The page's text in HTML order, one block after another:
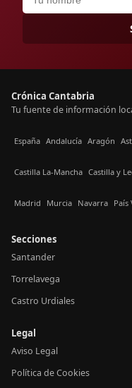
Crónica Cantabria
Tu fuente de información
España Andalucía Aragón
Castilla La-Mancha Castilla y
Madrid Murcia Navarra País
Secciones
Santander
Torrelavega
Castro Urdiales
Legal
Aviso Legal
Política de Cookies